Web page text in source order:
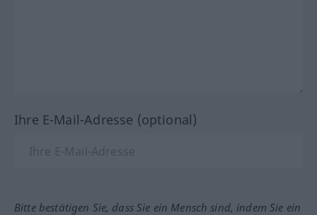
Ihre E-Mail-Adresse (optional)
Bitte bestätigen Sie, dass Sie ein Mensch sind, indem Sie ein